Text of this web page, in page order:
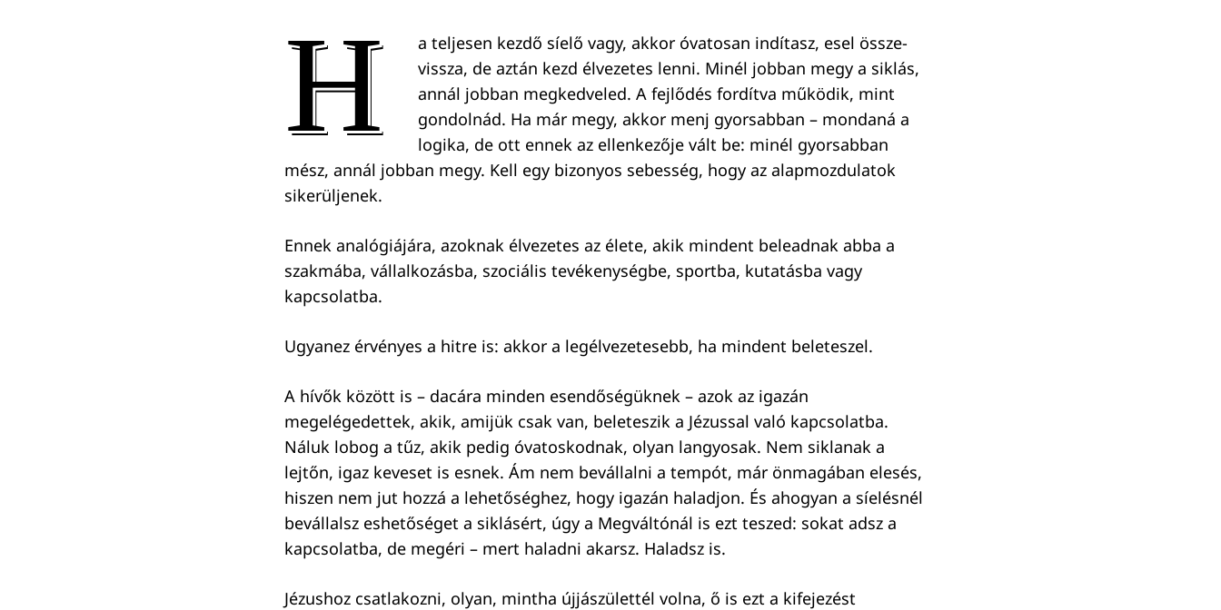
H
a teljesen kezdő síelő vagy, akkor óvatosan indítasz, esel össze-
vissza, de aztán kezd élvezetes lenni. Minél jobban megy a siklás,
annál jobban megkedveled. A fejlődés fordítva működik, mint
gondolnád. Ha már megy, akkor menj gyorsabban – mondaná a
logika, de ott ennek az ellenkezője vált be: minél gyorsabban
mész, annál jobban megy. Kell egy bizonyos sebesség, hogy az alapmozdulatok
sikerüljenek.
Ennek analógiájára, azoknak élvezetes az élete, akik mindent beleadnak abba a
szakmába, vállalkozásba, szociális tevékenységbe, sportba, kutatásba vagy
kapcsolatba.
Ugyanez érvényes a hitre is: akkor a legélvezetesebb, ha mindent beleteszel.
A hívők között is – dacára minden esendőségüknek – azok az igazán
megelégedettek, akik, amijük csak van, beleteszik a Jézussal való kapcsolatba.
Náluk lobog a tűz, akik pedig óvatoskodnak, olyan langyosak. Nem siklanak a
lejtőn, igaz keveset is esnek. Ám nem bevállalni a tempót, már önmagában elesés,
hiszen nem jut hozzá a lehetőséghez, hogy igazán haladjon. És ahogyan a síelésnél
bevállalsz eshetőséget a siklásért, úgy a Megváltónál is ezt teszed: sokat adsz a
kapcsolatba, de megéri – mert haladni akarsz. Haladsz is.
Jézushoz csatlakozni, olyan, mintha újjászülettél volna, ő is ezt a kifejezést